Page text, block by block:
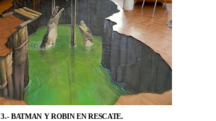
3.- BATMAN Y ROBIN EN RESCATE.